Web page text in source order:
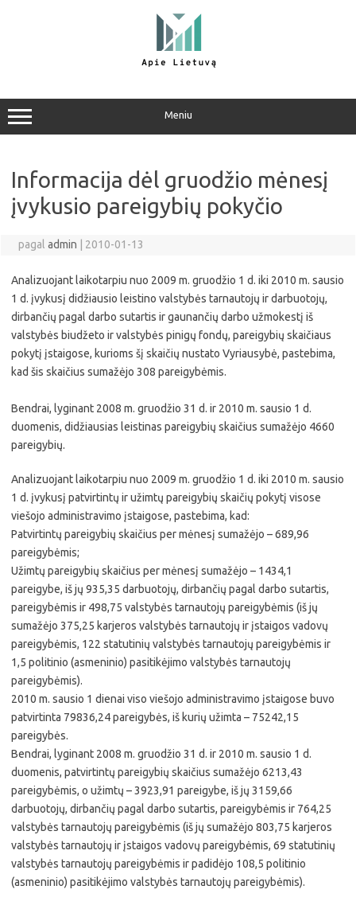
Meniu
Informacija dėl gruodžio mėnesį
įvykusio pareigybių pokyčio
pagal admin 2010-01-13
Analizuojant laikotarpiu nuo 2009 m. gruodžio 1 d. iki 2010 m. sausio
1 d. įvykusį didžiausio leistino valstybės tarnautojų ir darbuotojų,
dirbančių pagal darbo sutartis ir gaunančių darbo užmokestį iš
valstybės biudžeto ir valstybės pinigų fondų, pareigybių skaičiaus
pokytį įstaigose, kurioms šį skaičių nustato Vyriausybė, pastebima,
kad šis skaičius sumažėjo 308 pareigybėmis.
Bendrai, lyginant 2008 m. gruodžio 31 d. ir 2010 m. sausio 1 d.
duomenis, didžiausias leistinas pareigybių skaičius sumažėjo 4660
pareigybių.
Analizuojant laikotarpiu nuo 2009 m. gruodžio 1 d. iki 2010 m. sausio
1 d. įvykusį patvirtintų ir užimtų pareigybių skaičių pokytį visose
viešojo administravimo įstaigose, pastebima, kad:
Patvirtintų pareigybių skaičius per mėnesį sumažėjo – 689,96
pareigybėmis;
Užimtų pareigybių skaičius per mėnesį sumažėjo – 1434,1
pareigybe, iš jų 935,35 darbuotojų, dirbančių pagal darbo sutartis,
pareigybėmis ir 498,75 valstybės tarnautojų pareigybėmis (iš jų
sumažėjo 375,25 karjeros valstybės tarnautojų ir įstaigos vadovų
pareigybėmis, 122 statutinių valstybės tarnautojų pareigybėmis ir
1,5 politinio (asmeninio) pasitikėjimo valstybės tarnautojų
pareigybėmis).
2010 m. sausio 1 dienai viso viešojo administravimo įstaigose buvo
patvirtinta 79836,24 pareigybės, iš kurių užimta – 75242,15
pareigybės.
Bendrai, lyginant 2008 m. gruodžio 31 d. ir 2010 m. sausio 1 d.
duomenis, patvirtintų pareigybių skaičius sumažėjo 6213,43
pareigybėmis, o užimtų – 3923,91 pareigybe, iš jų 3159,66
darbuotojų, dirbančių pagal darbo sutartis, pareigybėmis ir 764,25
valstybės tarnautojų pareigybėmis (iš jų sumažėjo 803,75 karjeros
valstybės tarnautojų ir įstaigos vadovų pareigybėmis, 69 statutinių
valstybės tarnautojų pareigybėmis ir padidėjo 108,5 politinio
(asmeninio) pasitikėjimo valstybės tarnautojų pareigybėmis).